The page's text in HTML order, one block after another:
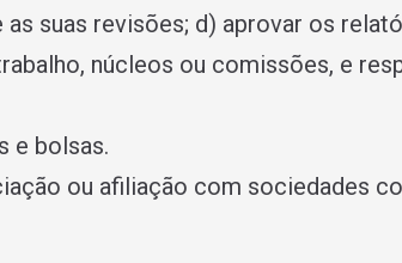
suas revisões; d) aprovar os
núcleos ou comissões, e
e bolsas.
ou afiliação com sociedades